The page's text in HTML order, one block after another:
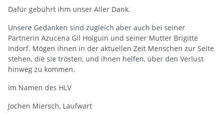
Dafür gebührt ihm unser Aller Dank.
Unsere Gedanken sind zugleich aber auch bei seiner
Partnerin Azucena Gil Holguin und seiner Mutter Brigitte
Indorf. Mögen ihnen in der aktuellen Zeit Menschen zur Seite
stehen, die sie trösten, und ihnen helfen, über den Verlust
hinweg zu kommen.
Im Namen des HLV
Jochen Miersch, Laufwart